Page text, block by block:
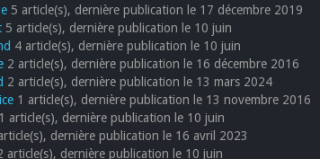
5 article(s), dernière publication le 17 décembre 2019
5 article(s), dernière publication le 10 juin
4 article(s), dernière publication le 10 juin
2 article(s), dernière publication le 16 décembre 2016
2 article(s), dernière publication le 13 mars 2024
1 article(s), dernière publication le 13 novembre 2016
1 article(s), dernière publication le 10 juin
dernière publication le 16 avril 2023
article(s), dernière publication le 10 juin